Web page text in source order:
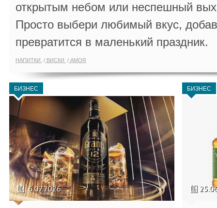
открытым небом или неспешный
Просто выбери любимый вкус,
превратится в маленький праздник.
НАПИТКИ ВИСКИ AMOR
БИЗНЕС
6.07.2026
БИЗНЕС